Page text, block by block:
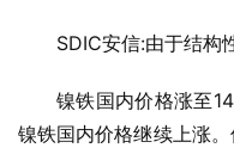
SDIC安信:由于结构
镍铁国内价格涨至
镍铁国内价格继续上涨